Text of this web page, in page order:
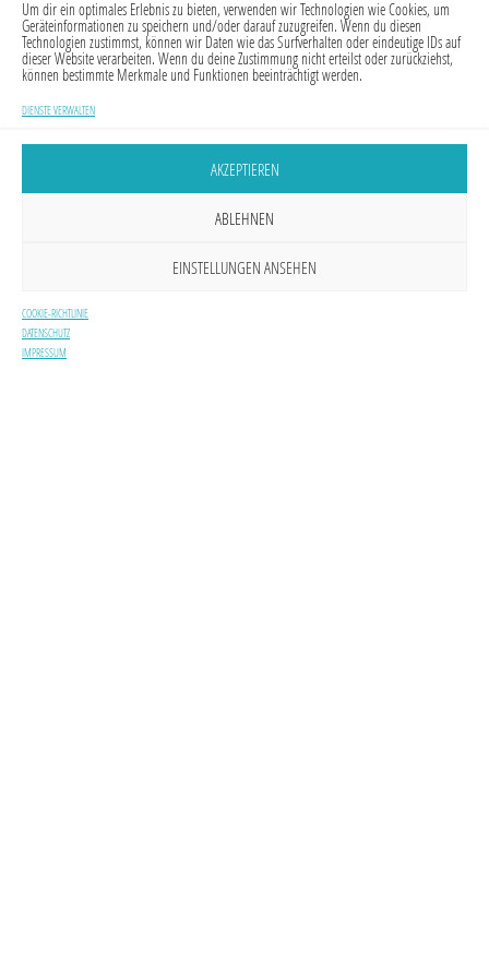
Um dir ein optimales Erlebnis zu bieten, verwenden wir Technologien wie Cookies, um
Geräteinformationen zu speichern und/oder darauf zuzugreifen. Wenn du diesen
Technologien zustimmst, können wir Daten wie das Surfverhalten oder eindeutige IDs auf
dieser Website verarbeiten. Wenn du deine Zustimmung nicht erteilst oder zurückziehst,
können bestimmte Merkmale und Funktionen beeinträchtigt werden.
DIENSTE VERWALTEN
AKZEPTIEREN
ABLEHNEN
EINSTELLUNGEN ANSEHEN
COOKIE-RICHTLINIE
DATENSCHUTZ
IMPRESSUM